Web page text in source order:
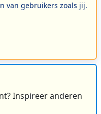
van gebruikers zoals jij.
Inspireer anderen